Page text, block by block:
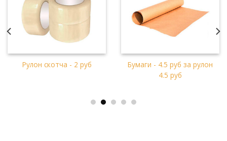
Пленка стретч - 8 руб за
Воздушно-пузырчатая
пленка - 1.5 руб за рулон